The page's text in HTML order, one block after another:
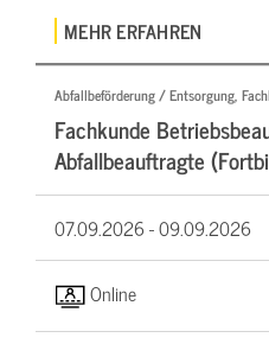
MEHR ERFAHREN
Abfallbeförderung / Entsorgung,
Fachkunde
Abfallbeauftragte
07.09.2026 -09.09.2026
Online